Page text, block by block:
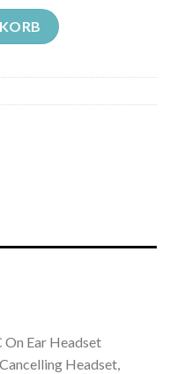
On Ear Headset
Headset,